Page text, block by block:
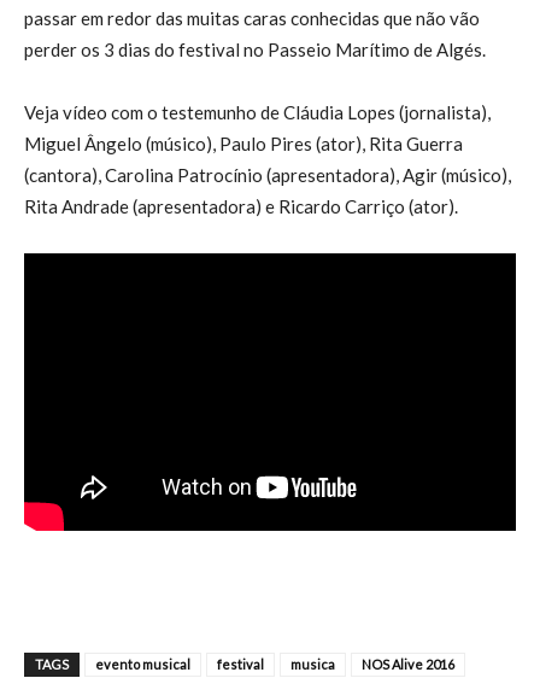
passar em redor das muitas caras conhecidas que não vão
perder os 3 dias do festival no Passeio Marítimo de Algés.
Veja vídeo com o testemunho de Cláudia Lopes (jornalista),
Miguel Ângelo (músico), Paulo Pires (ator), Rita Guerra
(cantora), Carolina Patrocínio (apresentadora), Agir (músico),
Rita Andrade (apresentadora) e Ricardo Carriço (ator).
TAGS evento musical festival musica
NOS Alive 2016